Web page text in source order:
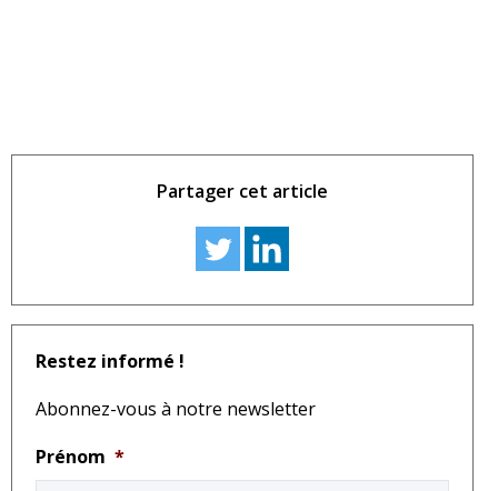
Partager cet article
Restez informé !
Abonnez-vous à notre newsletter
Prénom *